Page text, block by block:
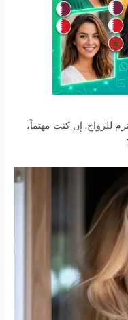
للزواج. إن كنت مهتماً،